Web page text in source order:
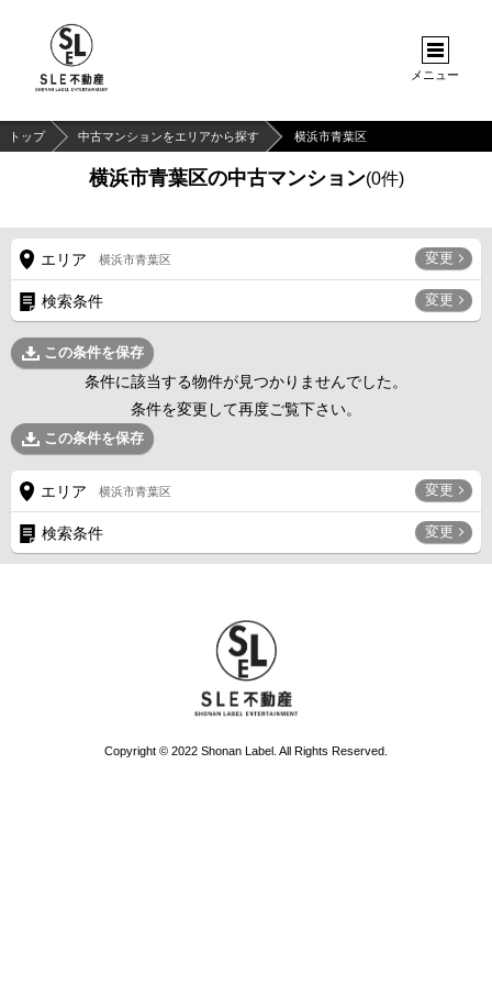
メニュー
トップ 中古マンションをエリアから探す 横浜市青葉区
横浜市青葉区の中古マンション(0件)
エリア 横浜市青葉区 変更
検索条件 変更
この条件を保存
条件に該当する物件が見つかりませんでした。
条件を変更して再度ご覧下さい。
この条件を保存
エリア 横浜市青葉区 変更
検索条件 変更
Copyright © 2022 Shonan Label. All Rights Reserved.